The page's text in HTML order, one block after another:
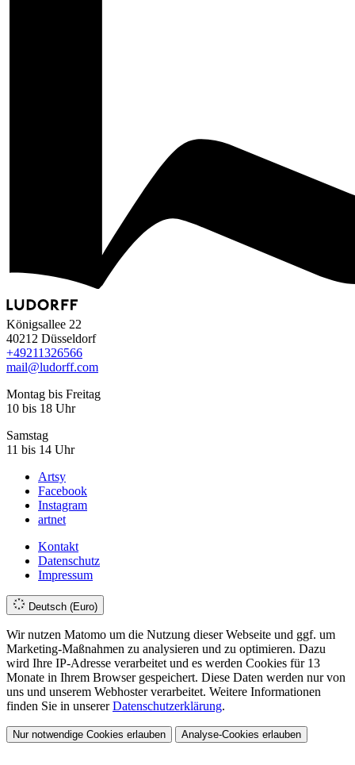
Königsallee 22
40212 Düsseldorf
+49211326566
mail@ludorff.com
Montag bis Freitag
10 bis 18 Uhr
Samstag
11 bis 14 Uhr
Artsy
Facebook
Instagram
artnet
Kontakt
Datenschutz
Impressum
Deutsch (Euro)
Wir nutzen Matomo um die Nutzung dieser Webseite und ggf. um
Marketing-Maßnahmen zu analysieren und zu optimieren. Dazu
wird Ihre IP-Adresse verarbeitet und es werden Cookies für 13
Monate in Ihrem Browser gespeichert. Diese Daten werden nur von
uns und unserem Webhoster verarbeitet. Weitere Informationen
finden Sie in unsererDatenschutzerklärung.
Nur notwendige Cookies erlauben Analyse-Cookies erlauben